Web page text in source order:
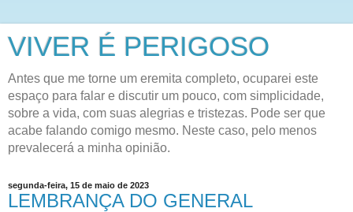
VIVER É PERIGOSO
Antes que me torne um eremita completo, ocuparei este
espaço para falar e discutir um pouco, com simplicidade,
sobre a vida, com suas alegrias e tristezas. Pode ser que
acabe falando comigo mesmo. Neste caso, pelo menos
prevalecerá a minha opinião.
segunda-feira, 15 de maio de 2023
LEMBRANÇA DO GENERAL